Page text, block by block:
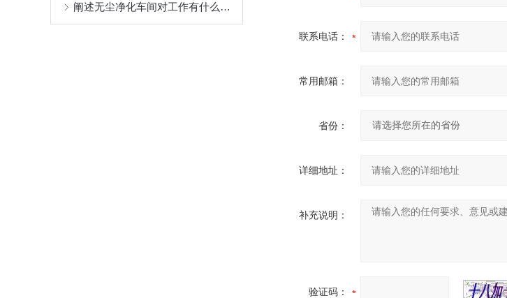
阐述无尘净化车间对工作有什么好处?
联系电话：
常用邮箱：
省份：
详细地址：
补充说明：
验证码：